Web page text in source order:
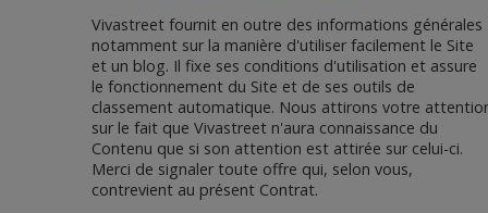
Vivastreet fournit en outre des informations générales
notamment sur la manière d'utiliser facilement le Site
et un blog. Il fixe ses conditions d'utilisation et assure
le fonctionnement du Site et de ses outils de
classement automatique. Nous attirons votre
sur le fait que Vivastreet n'aura connaissance du
Contenu que si son attention est attirée sur celui-ci.
Merci de signaler toute offre qui, selon vous,
contrevient au présent Contrat.